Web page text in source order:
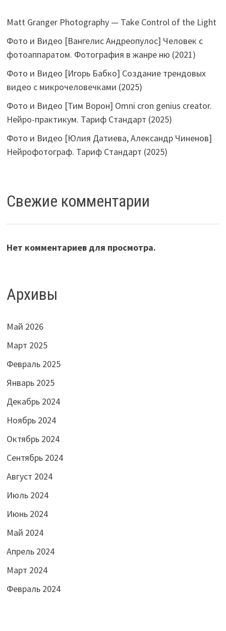
Matt Granger Photography — Take Control of the Light
Фото и Видео [Вангелис Андреопулос] Человек с
фотоаппаратом. Фотография в жанре ню (2021)
Фото и Видео [Игорь Бабко] Создание трендовых
видео с микрочеловечками (2025)
Фото и Видео [Тим Ворон] Omni cron genius creator.
Нейро-практикум. Тариф Стандарт (2025)
Фото и Видео [Юлия Датиева, Александр Чиненов]
Нейрофотограф. Тариф Стандарт (2025)
Свежие комментарии
Нет комментариев для просмотра.
Архивы
Май 2026
Март 2025
Февраль 2025
Январь 2025
Декабрь 2024
Ноябрь 2024
Октябрь 2024
Сентябрь 2024
Август 2024
Июль 2024
Июнь 2024
Май 2024
Апрель 2024
Март 2024
Февраль 2024